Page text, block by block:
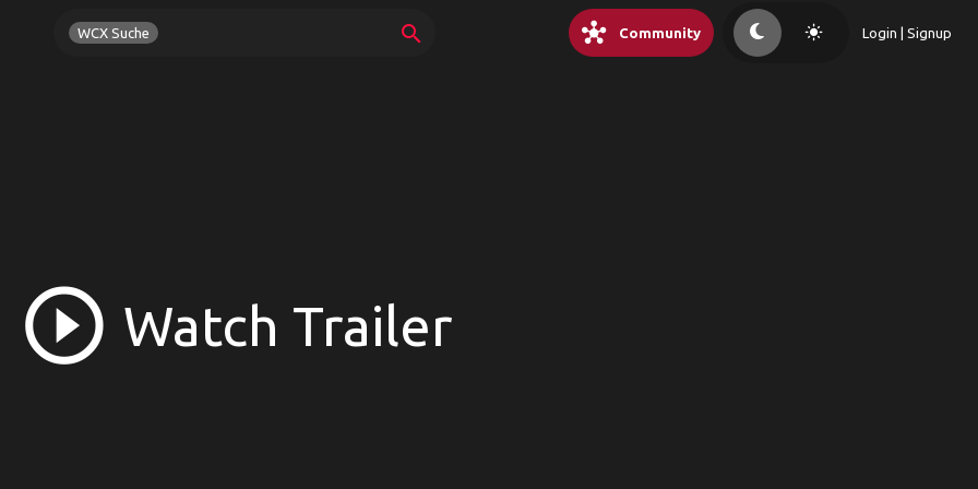
WCX Suche search hub Community light_mode Login | Signup
play_circle_outline Watch Trailer